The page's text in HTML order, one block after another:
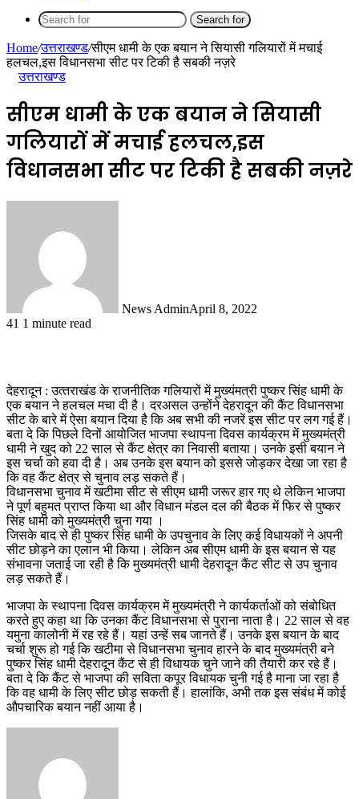
Search for
Home/उत्तराखण्ड/सीएम धामी के एक बयान ने सियासी गलियारों में मचाई
हलचल,इस विधानसभा सीट पर टिकी है सबकी नज़रे
उत्तराखण्ड
सीएम धामी के एक बयान ने सियासी
गलियारों में मचाई हलचल,इस
विधानसभा सीट पर टिकी है सबकी नज़रे
News AdminApril 8, 2022
41 1 minute read
देहरादून : उत्‍तराखंड के राजनीतिक गलियारों में मुख्‍यंमत्री पुष्‍कर सिंह धामी के
एक बयान ने हलचल मचा दी है। दरअसल उन्‍होंने देहरादून की कैंट विधानसभा
सीट के बारे में ऐसा बयान दिया है कि अब सभी की नजरें इस सीट पर लग गई हैं।
बता दे कि पिछले दिनों आयोजित भाजपा स्थापना दिवस कार्यक्रम में मुख्यमंत्री
धामी ने खुद को 22 साल से कैंट क्षेत्र का निवासी बताया। उनके इसी बयान ने
इस चर्चा को हवा दी है। अब उनके इस बयान को इससे जोड़कर देखा जा रहा है
कि वह कैंट क्षेत्र से चुनाव लड़ सकते हैं।
विधानसभा चुनाव में खटीमा सीट से सीएम धामी जरूर हार गए थे लेकिन भाजपा
ने पूर्ण बहुमत प्राप्त किया था और विधान मंडल दल की बैठक में फिर से पुष्कर
सिंह धामी को मुख्यमंत्री चुना गया ।
जिसके बाद से ही पुष्‍कर सिंह धामी के उपचुनाव के लिए कई विधायकों ने अपनी
सीट छोड़ने का एलान भी किया। लेकिन अब सीएम धामी के इस बयान से यह
संभावना जताई जा रही है कि मुख्‍यमंत्री धामी देहरादून कैंट सीट से उप चुनाव
लड़ सकते हैं।
भाजपा के स्थापना दिवस कार्यक्रम में मुख्यमंत्री ने कार्यकर्ताओं को संबोधित
करते हुए कहा था कि उनका कैंट विधानसभा से पुराना नाता है। 22 साल से वह
यमुना कालोनी में रह रहे हैं। यहां उन्हें सब जानते हैं। उनके इस बयान के बाद
चर्चा शुरू हो गई कि खटीमा से विधानसभा चुनाव हारने के बाद मुख्यमंत्री बने
पुष्कर सिंह धामी देहरादून कैंट से ही विधायक चुने जाने की तैयारी कर रहे हैं।
बता दे कि कैंट से भाजपा की सविता कपूर विधायक चुनी गई है माना जा रहा है
कि वह धामी के लिए सीट छोड़ सकती हैं। हालांकि, अभी तक इस संबंध में कोई
औपचारिक बयान नहीं आया है।